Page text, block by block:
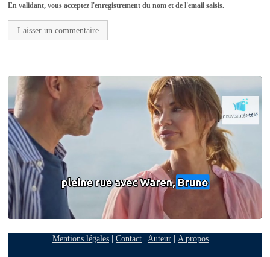
En validant, vous acceptez l'enregistrement du nom et de l'email saisis.
Mentions légales| Contact| Auteur| A propos